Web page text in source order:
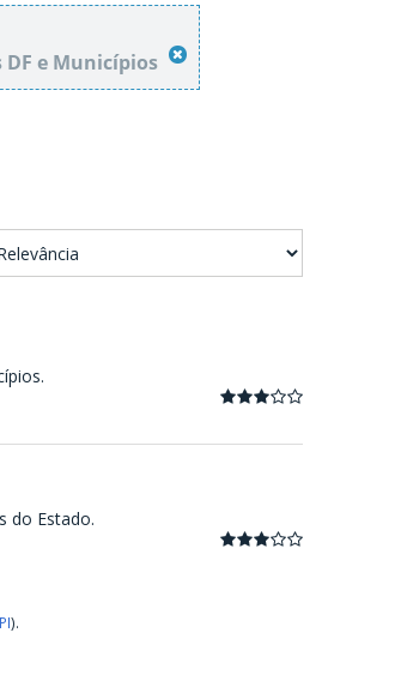
e Municípios
do Estado.
).